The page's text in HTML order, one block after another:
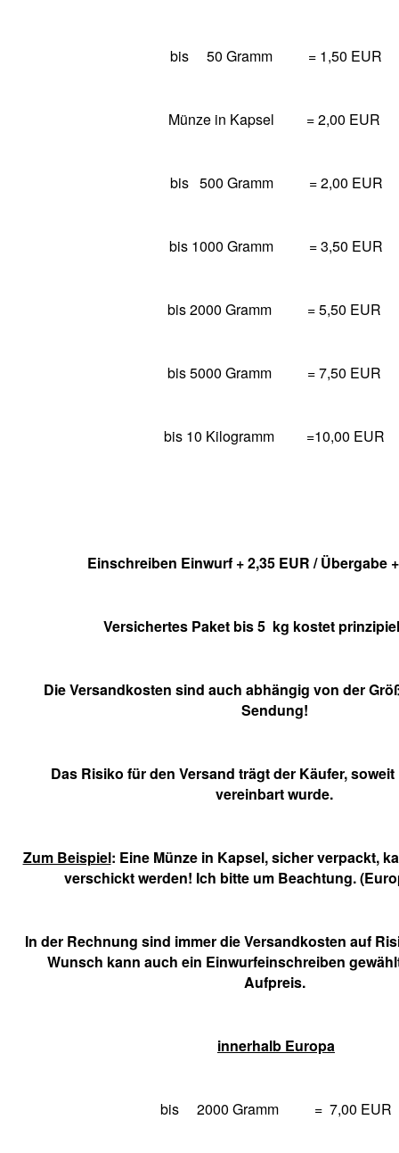
bis 50 Gramm = 1,50 EUR
Münze in Kapsel = 2,00 EUR
bis 500 Gramm = 2,00 EUR
bis 1000 Gramm = 3,50 EUR
bis 2000 Gramm = 5,50 EUR
bis 5000 Gramm = 7,50 EUR
bis 10 Kilogramm =10,00 EUR
Einschreiben Einwurf + 2,35 EUR / Übergabe
Versichertes Paket bis 5 kg kostet
Die Versandkosten sind auch abhängig von der
Sendung!
Das Risiko für den Versand trägt der Käufer,
vereinbart wurde.
Zum Beispiel: Eine Münze in Kapsel, sicher verpackt,
verschickt werden! Ich bitte um Beachtung.
In der Rechnung sind immer die Versandkosten auf
Wunsch kann auch ein Einwurfeinschreiben
Aufpreis.
innerhalb Europa
bis 2000 Gramm = 7,00 EUR